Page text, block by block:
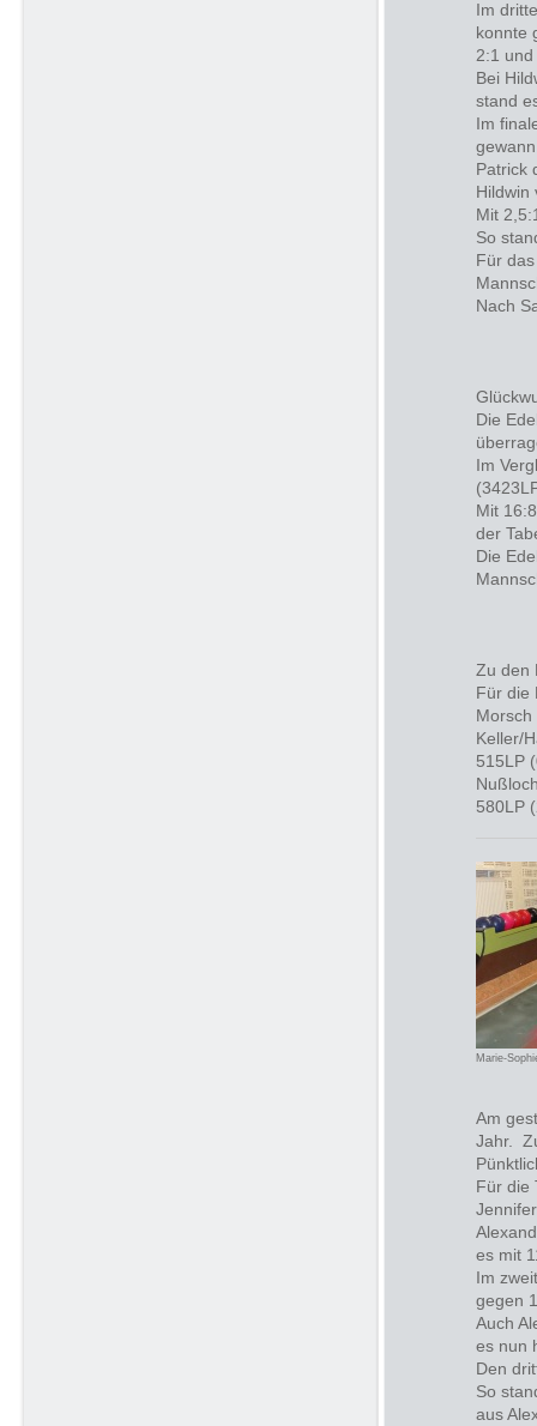
Im
konnte
2:1
Bei
stand
Im
Patrick
Hildwin
Mit
So
Für
Nach
Die
Im
Mit
der
Die
Zu den
Für die
Keller/
515LP
580LP
Marie-
Am
Jahr.
Für die
es mit
Im
gegen
Auch
es nun
Den
So
aus